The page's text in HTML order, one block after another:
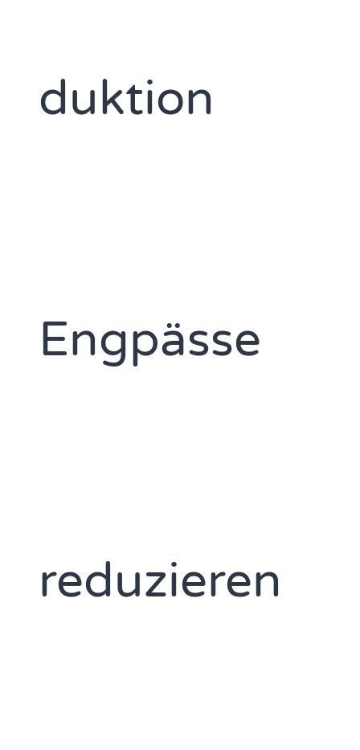
duktion
Engpässe
reduzieren